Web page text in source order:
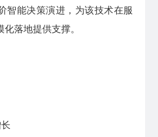
智能决策演进，为该技术在服
落地提供支撑。